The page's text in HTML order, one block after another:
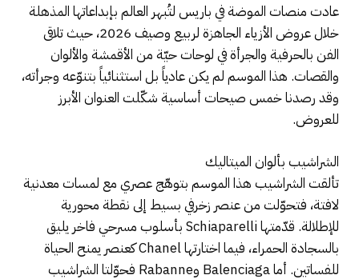
عادت منصات الموضة في باريس لتُبهر العالم بإبداعاتها المذهلة
خلال عروض الأزياء الجاهزة لربيع وصيف 2026، حيث تلاقى
الفن بالحرفية والجرأة في لوحات حيّة من الأقمشة والألوان
والقصات. هذا الموسم لم يكن عادياً بل استثنائياً بتنوّعه وجرأته،
وقد رصدنا خمس صيحات أساسية شكّلت العنوان الأبرز
للعروض.
الشراشيب بألوان الميتاليك
تألقت الشراشيب هذا الموسم بتوهّج عصري مع لمسات معدنية
لافتة، فتحوّلت من عنصر زخرفي بسيط إلى نقطة محورية
للإطلالة. قدّمتها Schiaparelli بأسلوب مسرحي فاخر يليق
بالسجادة الحمراء، فيما اختارتها Chanel كعنصر يمنح الحياة
للفساتين. أما Balenciaga وRabanne فحوّلتا الشراشيب